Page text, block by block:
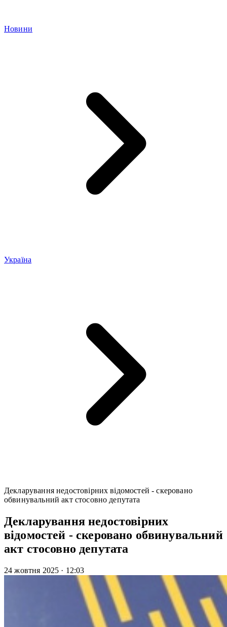
Новини
Україна
Декларування недостовірних відомостей - скеровано
обвинувальний акт стосовно депутата
Декларування недостовірних
відомостей - скеровано обвинувальний
акт стосовно депутата
24 жовтня 2025 · 12:03